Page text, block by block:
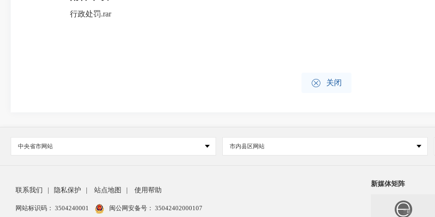
行政处罚.rar
 关闭
中央省市网站 市内县区网站
联系我们 隐私保护 站点地图 使用帮助
网站标识码： 3504240001 闽公网安备号： 35042402000107
新媒体矩阵